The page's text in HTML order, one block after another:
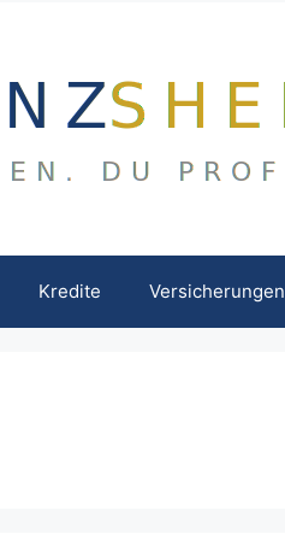
Kredite Versicherungen